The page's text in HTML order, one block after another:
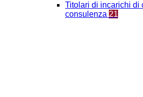
Titolari di incarichi di
consulenza 21